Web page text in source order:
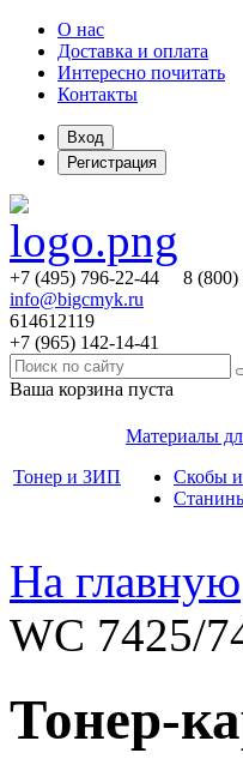
О нас
Доставка и оплата
Интересно почитать
Контакты
Вход
Регистрация
+7 (495) 796-22-44 8 (800)
info@bigcmyk.ru
614612119
+7 (965) 142-14-41
Ваша корзина пуста
Тонер и ЗИП
Материалы
Скобы и
На главную
WC 7425/
Тонер-